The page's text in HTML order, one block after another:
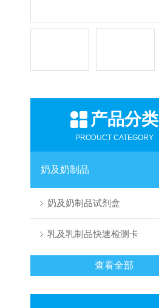
产品分类
PRODUCT CATEGORY
奶及奶制品
奶及奶制品试剂盒
乳及乳制品快速检测卡
查看全部